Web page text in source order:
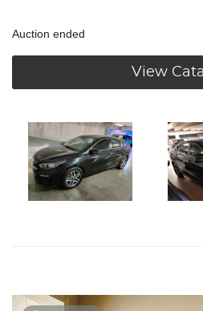
Auction ended
View